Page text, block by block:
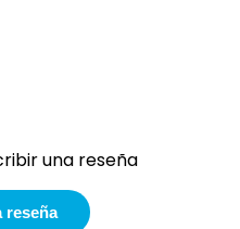
una reseña
reseña